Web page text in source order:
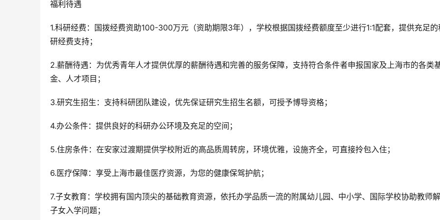
福利待遇
1.科研经费：国拨经费资助100-300万元（资助期限3年），学校根据国拨经费额度至少进行1:1配套，提供充足的
研经费支持；
2.薪酬待遇：为优秀青年人才提供优厚的薪酬待遇和完善的服务保障，支持符合条件者申报国家及上海市的各类
金、人才项目；
3.研究生招生：支持科研团队建设，优先保证研究生招生名额，可授予博导资格；
4.办公条件：提供良好的科研办公环境及充足的空间；
5.住房条件：在安家过渡期提供学校附近的高品质周转房，环境优雅，设施齐全，可直接拎包入住；
6.医疗保障：享受上海市最佳医疗资源，为您的健康保驾护航；
7.子女教育：学校拥有国内顶尖的基础教育资源，依托办学品质一流的附属幼儿园、中小学、国际学校协助教师
子女入学问题；